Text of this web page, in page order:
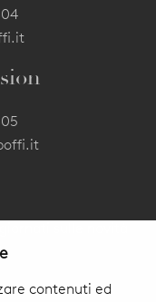
contenuti ed